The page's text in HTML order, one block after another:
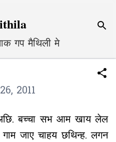
गप मैथिली मे
2011
अछि. बच्चा सभ आम खाय लेल
जाए चाहय छथिन्ह. लगन